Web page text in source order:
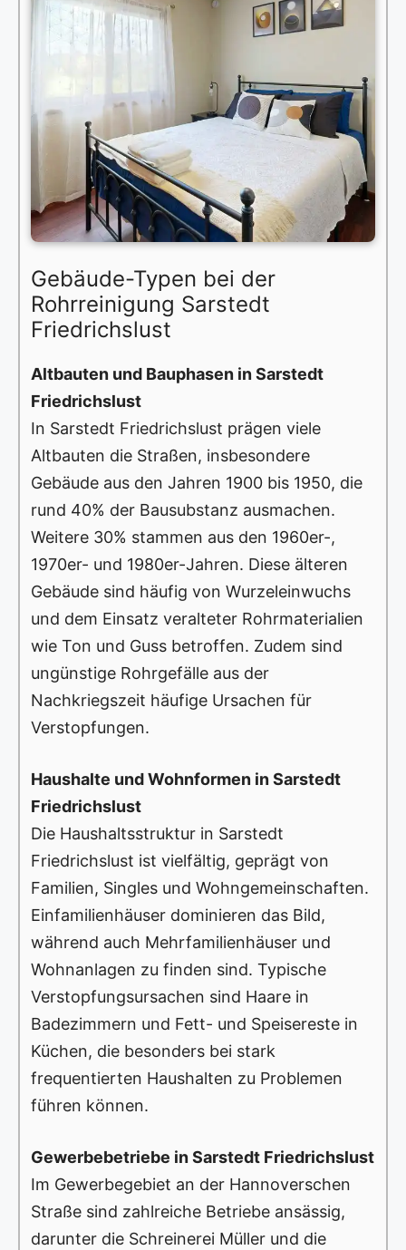
Gebäude-Typen bei der
Rohrreinigung Sarstedt
Friedrichslust
Altbauten und Bauphasen in Sarstedt
Friedrichslust
In Sarstedt Friedrichslust prägen viele
Altbauten die Straßen, insbesondere
Gebäude aus den Jahren 1900 bis 1950, die
rund 40% der Bausubstanz ausmachen.
Weitere 30% stammen aus den 1960er-,
1970er- und 1980er-Jahren. Diese älteren
Gebäude sind häufig von Wurzeleinwuchs
und dem Einsatz veralteter Rohrmaterialien
wie Ton und Guss betroffen. Zudem sind
ungünstige Rohrgefälle aus der
Nachkriegszeit häufige Ursachen für
Verstopfungen.
Haushalte und Wohnformen in Sarstedt
Friedrichslust
Die Haushaltsstruktur in Sarstedt
Friedrichslust ist vielfältig, geprägt von
Familien, Singles und Wohngemeinschaften.
Einfamilienhäuser dominieren das Bild,
während auch Mehrfamilienhäuser und
Wohnanlagen zu finden sind. Typische
Verstopfungsursachen sind Haare in
Badezimmern und Fett- und Speisereste in
Küchen, die besonders bei stark
frequentierten Haushalten zu Problemen
führen können.
Gewerbebetriebe in Sarstedt Friedrichslust
Im Gewerbegebiet an der Hannoverschen
Straße sind zahlreiche Betriebe ansässig,
darunter die Schreinerei Müller und die